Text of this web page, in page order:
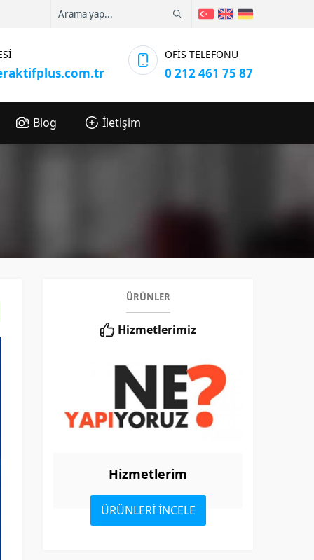
OFİS TELEFONU
0 212 461 75 87
Blog İletişim
ÜRÜNLER
Hizmetlerimiz
Hizmetlerim
ÜRÜNLERİ İNCELE